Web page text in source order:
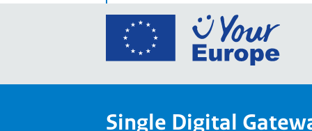
Ga
Your
Single Digital